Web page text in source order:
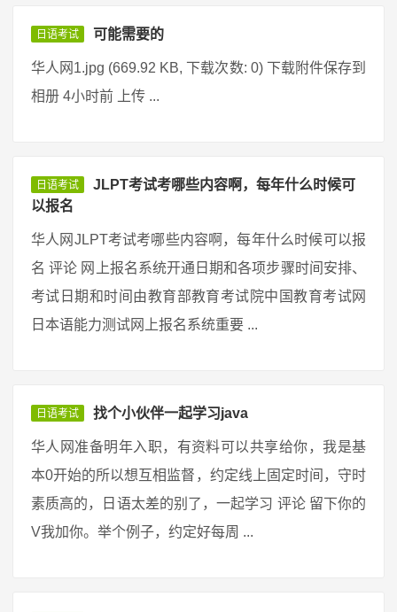
日语考试 可能需要的
华人网1.jpg (669.92 KB, 下载次数: 0) 下载附件保存到
相册 4小时前 上传 ...
日语考试
JLPT考试考哪些内容啊，每年什么时候可
以报名
华人网JLPT考试考哪些内容啊，每年什么时候可以报
名 评论 网上报名系统开通日期和各项步骤时间安排、
考试日期和时间由教育部教育考试院中国教育考试网
日本语能力测试网上报名系统重要 ...
日语考试 找个小伙伴一起学习java
华人网准备明年入职，有资料可以共享给你，我是基
本0开始的所以想互相监督，约定线上固定时间，守时
素质高的，日语太差的别了，一起学习 评论 留下你的
V我加你。举个例子，约定好每周 ...